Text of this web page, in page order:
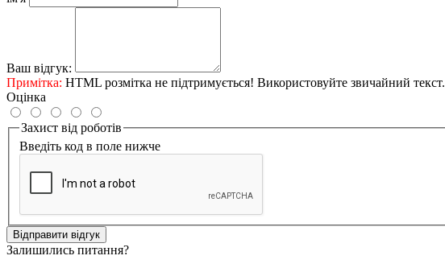
Ваш відгук:
Примітка: HTML розмітка не підтримується! Використовуйте звичайний текст.
Оцінка
Захист від роботів
Введіть код в поле нижче
Відправити відгук
Залишились питання?